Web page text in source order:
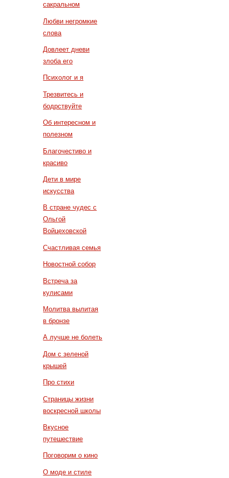
сакральном
Любви негромкие
слова
Довлеет дневи
злоба его
Психолог и я
Трезвитесь и
бодрствуйте
Об интересном и
полезном
Благочестиво и
красиво
Дети в мире
искусства
В стране чудес с
Ольгой
Войцеховской
Счастливая семья
Новостной собор
Встреча за
кулисами
Молитва вылитая
в бронзе
А лучше не болеть
Дом с зеленой
крышей
Про стихи
Страницы жизни
воскресной школы
Вкусное
путешествие
Поговорим о кино
О моде и стиле